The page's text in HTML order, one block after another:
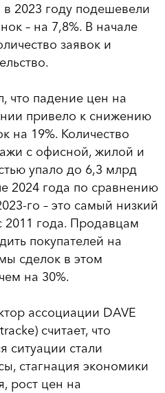
2023 году подешевели
– на 7,8%. В начале
заявок и
что падение цен на
привело к снижению
на 19%. Количество
с офисной, жилой и
упало до 6,3 млрд
2024 года по сравнению
го – это самый низкий
2011 года. Продавцам
покупателей на
сделок в этом
на 30%.
ассоциации DAVE
считает, что
ситуации стали
стагнация экономики
рост цен на